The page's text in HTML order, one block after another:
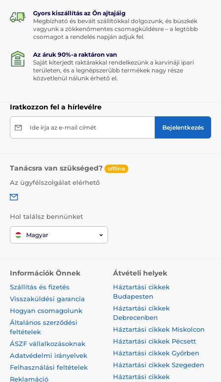
Gyors kiszállítás az Ön ajtajáig
Megbízható és bevált szállítókkal dolgozunk, és büszkék
vagyunk a zökkenőmentes csomagküldésre – a legtöbb
csomagot a rendelés napján adjuk fel.
Az áruk 90%-a raktáron van
Saját kiterjedt raktárakkal rendelkezünk a karvináji ipari
területen, és a legnépszerűbb termékek nagy része
közvetlenül nálunk érhető el.
Iratkozzon fel a hírlevélre
Ide írja az e-mail címét Bejelentkezés
Tanácsra van szükséged? offline
Az ügyfélszolgálat elérhető
Hol találsz bennünket
Magyar
Információk Önnek
Szállítás és fizetés
Visszaküldési garancia
Hogyan csomagolunk
Általános szerződési
feltételek
ÁSZF vállalkozásoknak
Adatvédelmi irányelvek
Felhasználási feltételek
Reklamáció
Átvételi helyek
Háztartási cikkek
Budapesten
Háztartási cikkek
Debrecenben
Háztartási cikkek Miskolcon
Háztartási cikkek Pécsett
Háztartási cikkek Győrben
Háztartási cikkek Szegeden
Háztartási cikkek